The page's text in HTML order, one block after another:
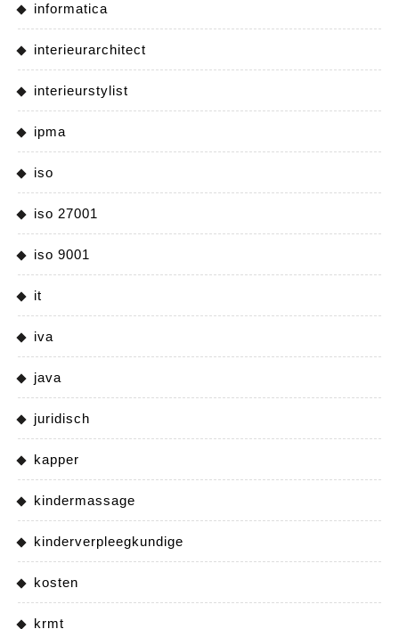
informatica
interieurarchitect
interieurstylist
ipma
iso
iso 27001
iso 9001
it
iva
java
juridisch
kapper
kindermassage
kinderverpleegkundige
kosten
krmt